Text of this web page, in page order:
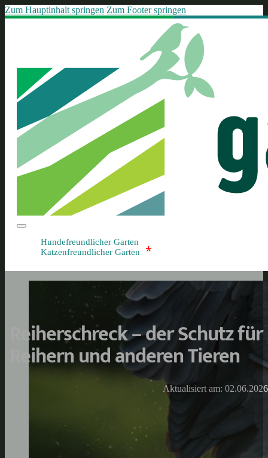
Zum Hauptinhalt springen Zum Footer springen
Hundefreundlicher Garten
Katzenfreundlicher Garten
*
Reiherschreck – der Schutz
Reihern und anderen Tieren
Aktualisiert am: 02.06.2026